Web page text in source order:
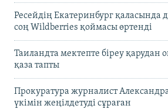
Ресейдің Екатеринбург
соң Wildberries қоймасы өртенді
Таиландта мектепте біреу қарудан
қаза тапты
Прокуратура журналист
үкімін жеңілдетуді сұраған